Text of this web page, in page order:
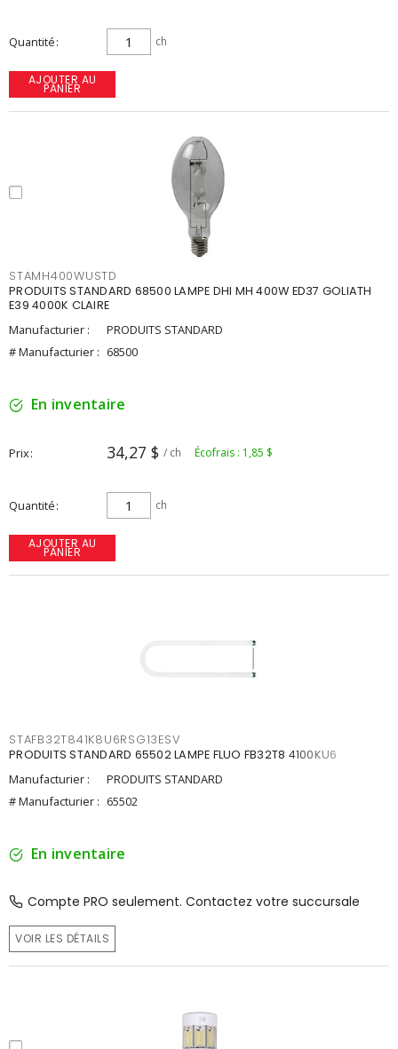
Quantité ch
AJOUTER AU
PANIER
STAMH400WUSTD
PRODUITS STANDARD 68500 LAMPE DHI MH 400W ED37 GOLIATH
E39 4000K CLAIRE
Manufacturier :
PRODUITS STANDARD
# Manufacturier : 68500
En inventaire
Prix 34,27 $ / ch Écofrais : 1,85 $
Quantité ch
AJOUTER AU
PANIER
STAFB32T841K8U6RSG13ESV
PRODUITS STANDARD 65502 LAMPE FLUO FB32T8 4100KU6
Manufacturier :
PRODUITS STANDARD
# Manufacturier : 65502
En inventaire
Compte PRO seulement. Contactez votre succursale
VOIR LES DÉTAILS